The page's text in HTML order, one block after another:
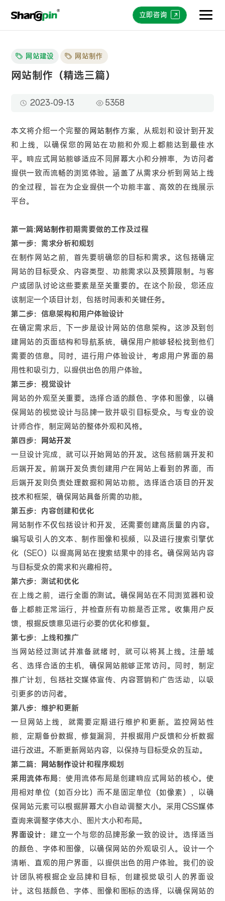
立即咨询
网站建设 网站制作
网站制作（精选三篇）
2023-09-13 5358
本文将介绍一个完整的 网站制作方案，从规划和设计到开发
和上线，以确保您的网站在功能和外观上都能达到最佳水
平。响应式网站能够适应不同屏幕大小和分辨率，为访问者
提供一致而流畅的浏览体验。涵盖了从需求分析到网站上线
的全过程，旨在为企业提供一个功能丰富、高效的在线展示
平台。
第一篇: 网站制作初期需要做的工作及过程
第一步：需求分析和规划
在制作网站之前，首先要明确您的目标和需求。这包括确定
网站的目标受众、内容类型、功能需求以及预算限制。与客
户或团队讨论这些要素是至关重要的。在这个阶段，您还应
该制定一个项目计划，包括时间表和关键任务。
第二步：信息架构和用户体验设计
在确定需求后，下一步是设计网站的信息架构。这涉及到创
建网站的页面结构和导航系统，确保用户能够轻松找到他们
需要的信息。同时，进行用户体验设计，考虑用户界面的易
用性和吸引力，以提供出色的用户体验。
第三步：视觉设计
网站的外观至关重要。选择合适的颜色、字体和图像，以确
保网站的视觉设计与品牌一致并吸引目标受众。与专业的设
计师合作，制定网站的整体外观和风格。
第四步：
网站开发
一旦设计完成，就可以开始网站的开发。这包括前端开发和
后端开发。前端开发负责创建用户在网站上看到的界面，而
后端开发则负责处理数据和网站功能。选择适合项目的开发
技术和框架，确保网站具备所需的功能。
第五步：内容创建和优化
网站制作不仅包括设计和开发，还需要创建高质量的内容。
编写吸引人的文本、制作图像和视频，以及进行搜索引擎优
化（SEO）以提高网站在搜索结果中的排名。确保网站内容
与目标受众的需求和兴趣相符。
第六步：测试和优化
在上线之前，进行全面的测试。确保网站在不同浏览器和设
备上都能正常运行，并检查所有功能是否正常。收集用户反
馈，根据反馈意见进行必要的优化和修复。
第七步：上线和推广
当网站经过测试并准备就绪时，就可以将其上线。注册域
名、选择合适的主机，确保网站能够正常访问。同时，制定
推广计划，包括社交媒体宣传、内容营销和广告活动，以吸
引更多的访问者。
第八步：维护和更新
一旦网站上线，就需要定期进行维护和更新。监控网站性
能，定期备份数据，修复漏洞，并根据用户反馈和分析数据
进行改进。不断更新网站内容，以保持与目标受众的互动。
第二篇：
网站制作设计和程序规划
采用流体布局 ：使用流体布局是创建响应式网站的核心。使
用相对单位（如百分比）而不是固定单位（如像素），以确
保网站元素可以根据屏幕大小自动调整大小。采用CSS媒体
查询来调整字体大小、图片大小和布局。
界面设计：建立一个与您的品牌形象一致的设计。选择适当
的颜色、字体和图像，以确保网站的外观吸引人。设计一个
清晰、直观的用户界面，以提供出色的用户体验。我们的设
计团队将根据企业品牌和目标，创建视觉吸引人的界面设
计。这包括颜色、字体、图像和图标的选择，以确保网站的